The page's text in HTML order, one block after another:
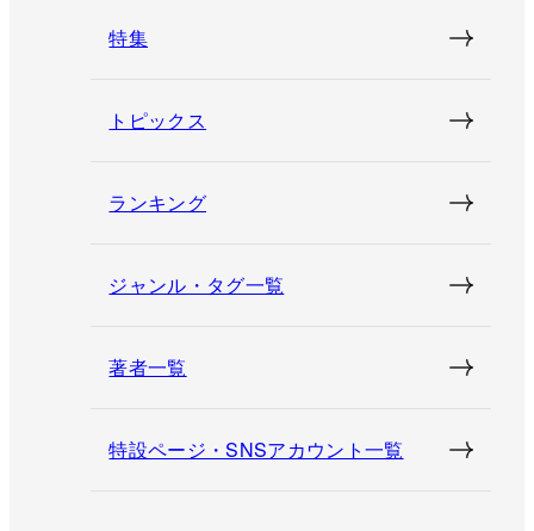
特集
トピックス
ランキング
ジャンル・タグ一覧
著者一覧
特設ページ・SNSアカウント一覧